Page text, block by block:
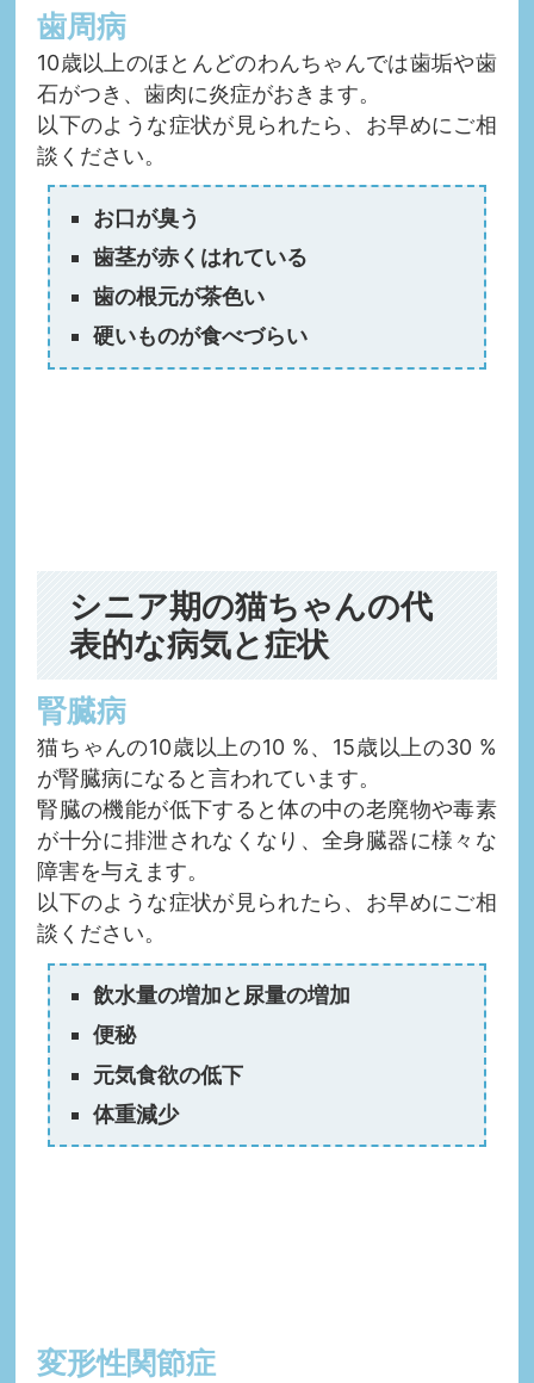
歯周病
10歳以上のほとんどのわんちゃんでは歯垢や歯
石がつき、歯肉に炎症がおきます。
以下のような症状が見られたら、お早めにご相
談ください。
お口が臭う
歯茎が赤くはれている
歯の根元が茶色い
硬いものが食べづらい
シニア期の猫ちゃんの代
表的な病気と症状
腎臓病
猫ちゃんの10歳以上の10 %、15歳以上の30 %
が腎臓病になると言われています。
腎臓の機能が低下すると体の中の老廃物や毒素
が十分に排泄されなくなり、全身臓器に様々な
障害を与えます。
以下のような症状が見られたら、お早めにご相
談ください。
飲水量の増加と尿量の増加
便秘
元気食欲の低下
体重減少
変形性関節症